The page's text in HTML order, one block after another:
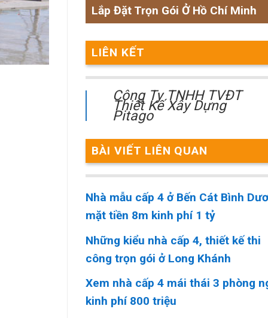
Lắp Đặt Trọn Gói Ở Hồ Chí Minh
LIÊN KẾT
Công Ty TNHH TVĐT
Thiết Kế Xây Dựng
Pitago
BÀI VIẾT LIÊN QUAN
Nhà mẫu cấp 4 ở Bến Cát Bình
mặt tiền 8m kinh phí 1 tỷ
Những kiểu nhà cấp 4, thiết kế thi
công trọn gói ở Long Khánh
Xem nhà cấp 4 mái thái 3 phòng
kinh phí 800 triệu